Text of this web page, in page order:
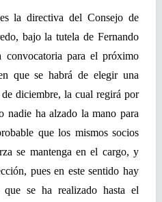
la directiva del Consejo de
bajo la tutela de Fernando
convocatoria para el próximo
que se habrá de elegir una
diciembre, la cual regirá por
nadie ha alzado la mano para
que los mismos socios
se mantenga en el cargo, y
pues en este sentido hay
se ha realizado hasta el